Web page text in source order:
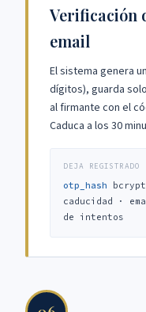
Verificación
email
El sistema genera
dígitos), guarda
al firmante con el
Caduca a los 30
DEJA REGISTRADO
otp_hash
caducidad ·
de intentos